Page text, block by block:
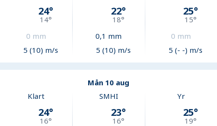
24°
14°
0 mm
5 (10) m/s
22°
18°
0,1 mm
5 (10) m/s
25°
15°
0 mm
5 (- -) m/s
Mån 10 aug
Klart
24°
16°
SMHI
23°
16°
Yr
25°
19°